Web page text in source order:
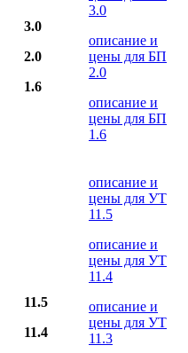
3.0
2.0
1.6
3.0
описание и
цены для БП
2.0
описание и
цены для БП
1.6
11.5
11.4
описание и
цены для УТ
11.5
описание и
цены для УТ
11.4
описание и
цены для УТ
11.3